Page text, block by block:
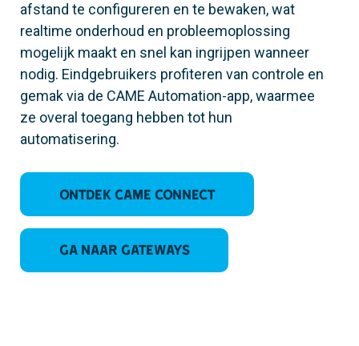
afstand te configureren en te bewaken, wat
realtime onderhoud en probleemoplossing
mogelijk maakt en snel kan ingrijpen wanneer
nodig. Eindgebruikers profiteren van controle en
gemak via de CAME Automation-app, waarmee
ze overal toegang hebben tot hun
automatisering.
Ontdek CAME CONNECT
Ga naar Gateways